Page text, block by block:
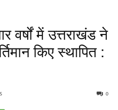
वर्षों में उत्तराखंड ने
किए स्थापित :
0